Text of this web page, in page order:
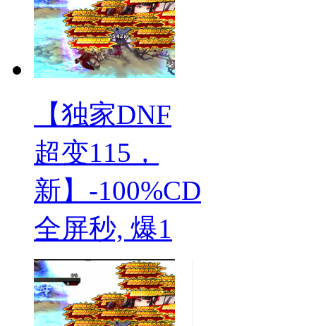
【独家DNF
超变115，
新】-100%CD
全屏秒, 爆1